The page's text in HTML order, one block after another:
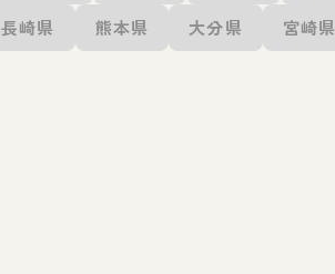
長崎県 熊本県 大分県 宮崎県